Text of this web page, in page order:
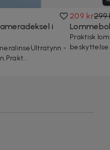
i
-
209 kr299
Praktisk
beskyttelse